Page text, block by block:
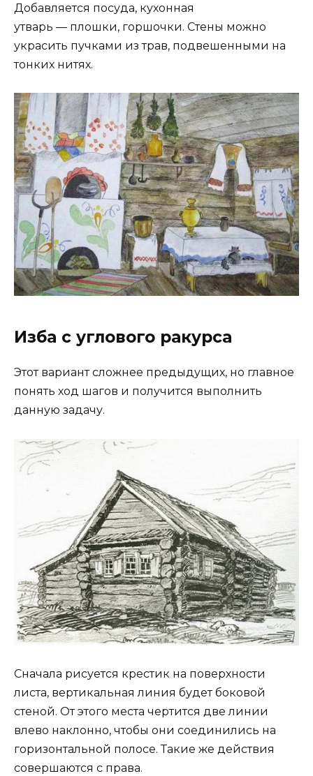
Добавляется посуда, кухонная
утварь — плошки, горшочки. Стены можно
украсить пучками из трав, подвешенными на
тонких нитях.
Изба с углового ракурса
Этот вариант сложнее предыдущих, но главное
понять ход шагов и получится выполнить
данную задачу.
Сначала рисуется крестик на поверхности
листа, вертикальная линия будет боковой
стеной. От этого места чертится две линии
влево наклонно, чтобы они соединились на
горизонтальной полосе. Такие же действия
совершаются с права.